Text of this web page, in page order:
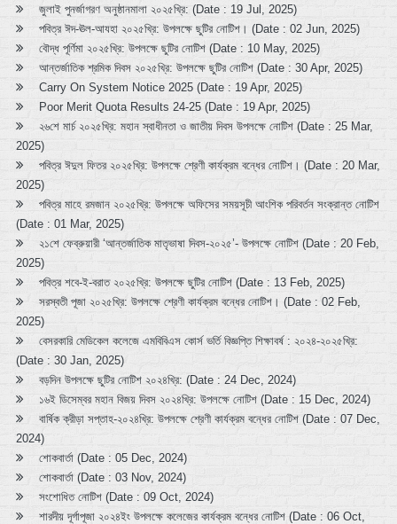
জুলাই পুনর্জাগরণ অনুষ্ঠানমালা ২০২৫খ্রি: (Date : 19 Jul, 2025)
পবিত্র ঈদ-ঊল-আযহা ২০২৫খ্রি: উপলক্ষে ছুটির নোটিশ। (Date : 02 Jun, 2025)
বৌদ্ধ পূর্ণিমা ২০২৫খ্রি: উপলক্ষে ছুটির নোটিশ (Date : 10 May, 2025)
আন্তর্জাতিক শ্রমিক দিবস ২০২৫খ্রি: উপলক্ষে ছুটির নোটিশ (Date : 30 Apr, 2025)
Carry On System Notice 2025 (Date : 19 Apr, 2025)
Poor Merit Quota Results 24-25 (Date : 19 Apr, 2025)
২৬শে মার্চ ২০২৫খ্রি: মহান স্বাধীনতা ও জাতীয় দিবস উপলক্ষে নোটিশ (Date : 25 Mar,
2025)
পবিত্র ঈদুল ফিতর ২০২৫খ্রি: উপলক্ষে শ্রেণী কার্যক্রম বন্ধের নোটিশ। (Date : 20 Mar,
2025)
পবিত্র মাহে রমজান ২০২৫খ্রি: উপলক্ষে অফিসের সময়সূচী আংশিক পরিবর্তন সংক্রান্ত নোটিশ
(Date : 01 Mar, 2025)
২১শে ফেব্রুয়ারী ‘আন্তর্জাতিক মাতৃভাষা দিবস-২০২৫’- উপলক্ষে নোটিশ (Date : 20 Feb,
2025)
পবিত্র শবে-ই-বরাত ২০২৫খ্রি: উপলক্ষে ছুটির নোটিশ (Date : 13 Feb, 2025)
সরস্বতী পূজা ২০২৫খ্রি: উপলক্ষে শ্রেণী কার্যক্রম বন্ধের নোটিশ। (Date : 02 Feb,
2025)
বেসরকারি মেডিকেল কলেজে এমবিবিএস কোর্স ভর্তি বিজ্ঞপ্তি শিক্ষাবর্ষ : ২০২৪-২০২৫খ্রি:
(Date : 30 Jan, 2025)
বড়দিন উপলক্ষে ছুটির নোটিশ ২০২৪খ্রি: (Date : 24 Dec, 2024)
১৬ই ডিসেম্বর মহান বিজয় দিবস ২০২৪খ্রি: উপলক্ষে নোটিশ (Date : 15 Dec, 2024)
বার্ষিক ক্রীড়া সপ্তাহ-২০২৪খ্রি: উপলক্ষে শ্রেণী কার্যক্রম বন্ধের নোটিশ (Date : 07 Dec,
2024)
শোকবার্তা (Date : 05 Dec, 2024)
শোকবার্তা (Date : 03 Nov, 2024)
সংশোধিত নোটিশ (Date : 09 Oct, 2024)
শারদীয় দূর্গাপূজা ২০২৪ইং উপলক্ষে কলেজের কার্যক্রম বন্ধের নোটিশ (Date : 06 Oct,